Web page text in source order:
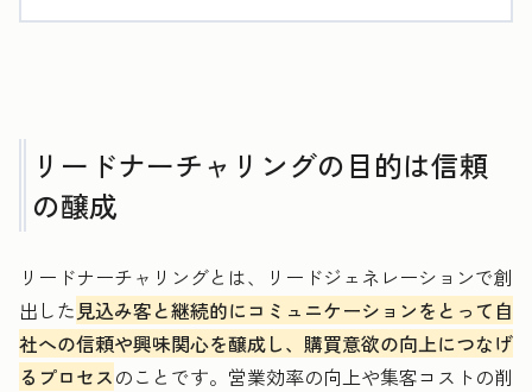
リードナーチャリングの目的は信頼
の醸成
リードナーチャリングとは、リードジェネレーションで創
出した 見込み客と継続的にコミュニケーションをとって自
社への信頼や興味関心を醸成し、購買意欲の向上につなげ
るプロセスのことです。営業効率の向上や集客コストの削